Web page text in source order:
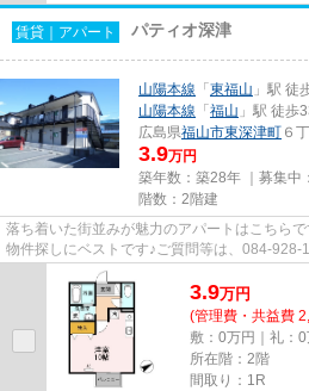
賃貸｜アパート パティオ深津
山陽本線 「 東福山 」駅 徒
山陽本線 「 福山 」駅 徒歩
広島県福山市東深津町 ６
3.9万円
築年数：築28年 ｜募集中：
階数：2階建
落ち着いた街並みが魅力のアパートはこちら
物件探しにベストです♪ご質問等は、084-
でもどうぞお問い合わせくだ...
3.9万円
(管理費・共益費
敷：0万円｜礼：0
所在階：2階
間取り：1R